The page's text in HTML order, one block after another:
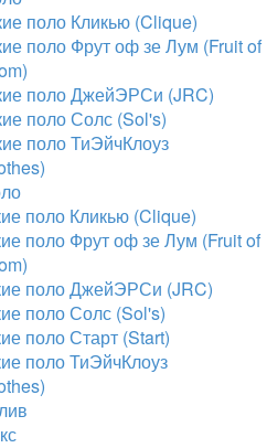
поло Кликью (Clique)
поло Фрут оф зе Лум (Fruit of
поло ДжейЭРСи (JRC)
поло Солс (Sol's)
поло ТиЭйчКлоуз
поло Кликью (Clique)
поло Фрут оф зе Лум (Fruit of
поло ДжейЭРСи (JRC)
поло Солс (Sol's)
поло Старт (Start)
поло ТиЭйчКлоуз